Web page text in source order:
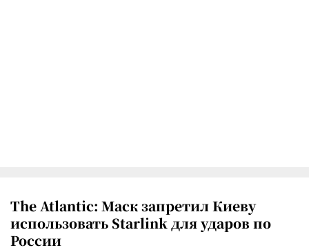
The Atlantic: Маск запретил Киеву
использовать Starlink для ударов по
России